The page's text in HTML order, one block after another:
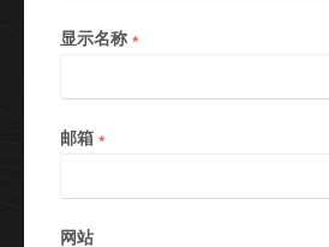
显示名称 *
邮箱 *
网站